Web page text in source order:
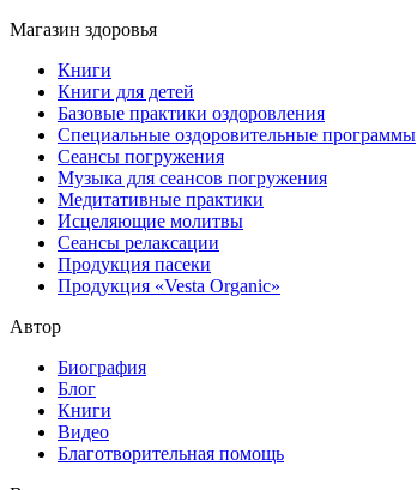
Магазин здоровья
Книги
Книги для детей
Базовые практики оздоровления
Специальные оздоровительные программы
Сеансы погружения
Музыка для сеансов погружения
Медитативные практики
Исцеляющие молитвы
Сеансы релаксации
Продукция пасеки
Продукция «Vesta Organic»
Автор
Биография
Блог
Книги
Видео
Благотворительная помощь